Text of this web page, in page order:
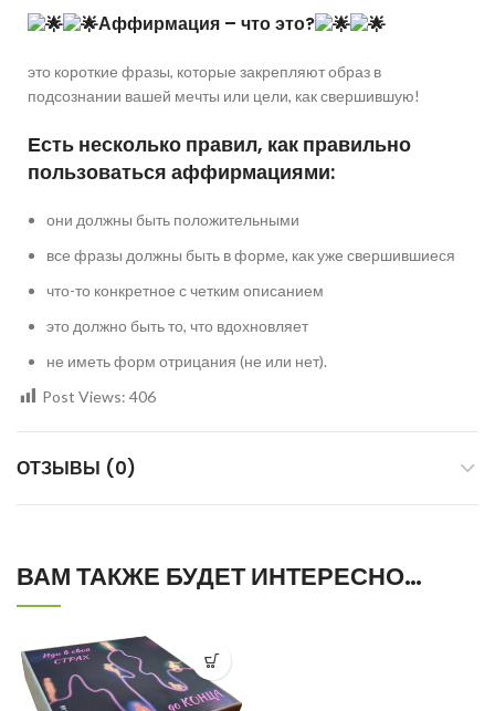
Аффирмация – что это?
это короткие фразы, которые закрепляют образ в
подсознании вашей мечты или цели, как свершившую!⠀⠀
Есть несколько правил, как правильно
пользоваться аффирмациями:⠀
они должны быть положительными⠀
все фразы должны быть в форме, как уже свершившиеся⠀
что-то конкретное с четким описанием⠀
это должно быть то, что вдохновляет⠀
не иметь форм отрицания (не или нет).
Post Views: 406
ОТЗЫВЫ (0)
ВАМ ТАКЖЕ БУДЕТ ИНТЕРЕСНО…